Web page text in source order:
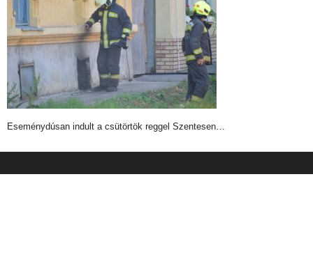
Eseménydúsan indult a csütörtök reggel Szentesen…